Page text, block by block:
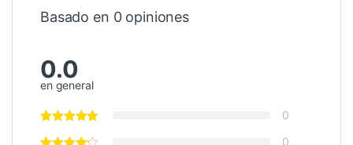
Basado en 0 opiniones
0.0
en general
0
0